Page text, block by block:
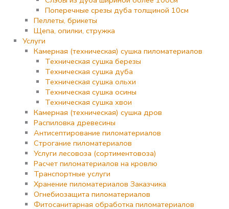
Поперечные срезы дуба толщиной 10см
Пеллеты, брикеты
Щепа, опилки, стружка
Услуги
Камерная (техническая) сушка пиломатериалов
Техническая сушка березы
Техническая сушка дуба
Техническая сушка ольхи
Техническая сушка осины
Техническая сушка хвои
Камерная (техническая) сушка дров
Распиловка древесины
Антисептирование пиломатериалов
Строгание пиломатериалов
Услуги лесовоза (сортиментовоза)
Расчет пиломатериалов на кровлю
Транспортные услуги
Хранение пиломатериалов Заказчика
Огнебиозащита пиломатериалов
Фитосанитарная обработка пиломатериалов